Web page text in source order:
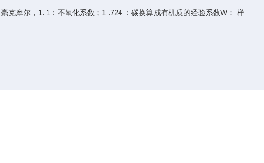
摩尔，1. 1：不氧化系数；1 .724 ：碳换算成有机质的经验系数W： 样